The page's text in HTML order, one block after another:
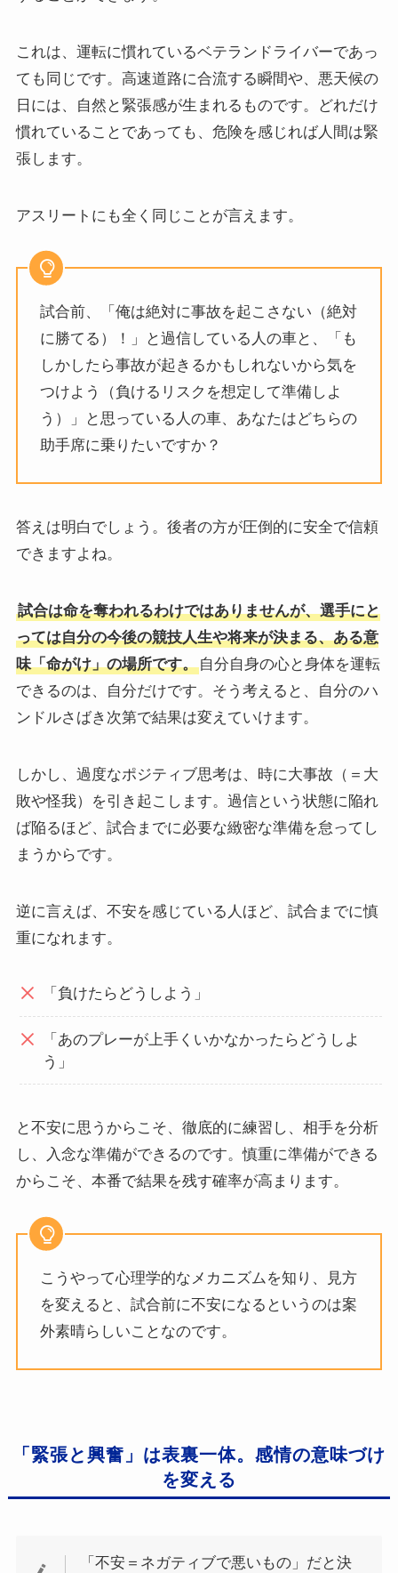
これは、運転に慣れているベテランドライバーであっ
ても同じです。高速道路に合流する瞬間や、悪天候の
日には、自然と緊張感が生まれるものです。どれだけ
慣れていることであっても、危険を感じれば人間は緊
張します。
アスリートにも全く同じことが言えます。
試合前、「俺は絶対に事故を起こさない（絶対
に勝てる）！」と過信している人の車と、「も
しかしたら事故が起きるかもしれないから気を
つけよう（負けるリスクを想定して準備しよ
う）」と思っている人の車、あなたはどちらの
助手席に乗りたいですか？
答えは明白でしょう。後者の方が圧倒的に安全で信頼
できますよね。
試合は命を奪われるわけではありませんが、選手にと
っては自分の今後の競技人生や将来が決まる、ある意
味「命がけ」の場所です。自分自身の心と身体を運転
できるのは、自分だけです。そう考えると、自分のハ
ンドルさばき次第で結果は変えていけます。
しかし、過度なポジティブ思考は、時に大事故（＝大
敗や怪我）を引き起こします。過信という状態に陥れ
ば陥るほど、試合までに必要な緻密な準備を怠ってし
まうからです。
逆に言えば、不安を感じている人ほど、試合までに慎
重になれます。
「負けたらどうしよう」
「あのプレーが上手くいかなかったらどうしよ
う」
と不安に思うからこそ、徹底的に練習し、相手を分析
し、入念な準備ができるのです。慎重に準備ができる
からこそ、本番で結果を残す確率が高まります。
こうやって心理学的なメカニズムを知り、見方
を変えると、試合前に不安になるというのは案
外素晴らしいことなのです。
「緊張と興奮」は表裏一体。感情の意味づけ
を変える
「不安＝ネガティブで悪いもの」だと決